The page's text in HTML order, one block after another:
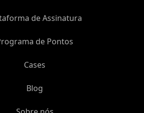
de Assinatura
de Pontos
Cases
Blog